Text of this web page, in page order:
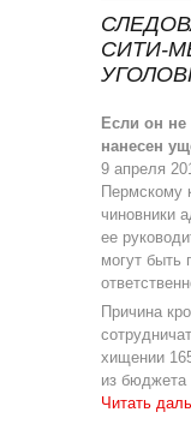
СИТИ-
Если он не
нанесен
9 апреля
Пермскому
чиновники
ее
могут быть
Причина
хищении
из бюджета
Читать